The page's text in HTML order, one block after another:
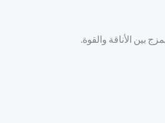
بين الأناقة والقوة.